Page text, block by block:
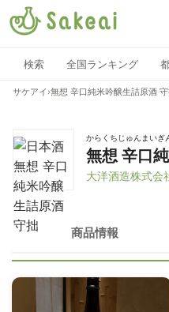
検索 全国ランキング
サケアイ ›無想 辛口純米吟醸生詰原酒
からくちじゅんまいぎ
無想 辛口
大洋酒造株式会
商品情報